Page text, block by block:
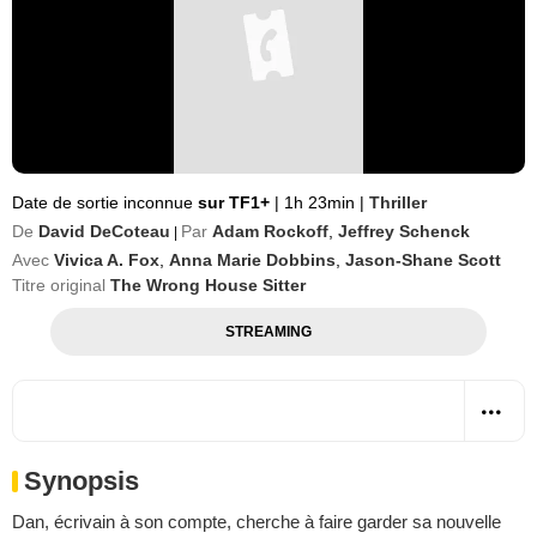
Date de sortie inconnue sur TF1+ | 1h 23min | Thriller
De David DeCoteau Par Adam Rockoff Jeffrey Schenck
Avec Vivica A. Fox Anna Marie Dobbins Jason-Shane Scott
Titre original The Wrong House Sitter
STREAMING
Synopsis
Dan, écrivain à son compte, cherche à faire garder sa nouvelle